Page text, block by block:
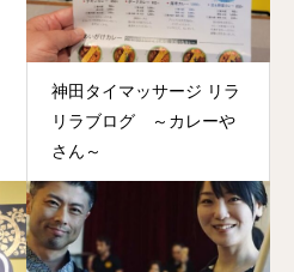
神田タイマッサージ リラ
リラブログ ～カレーや
さん～